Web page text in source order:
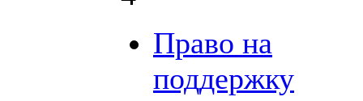
Право на
поддержку